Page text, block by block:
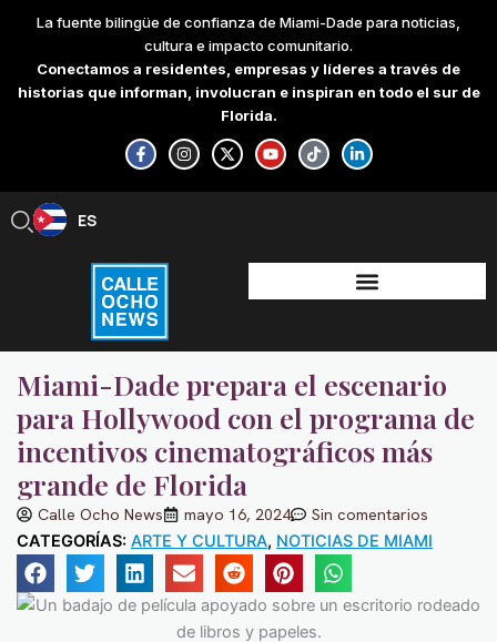
content
La fuente bilingüe de confianza de Miami-Dade para noticias,
cultura e impacto comunitario.
Conectamos a residentes, empresas y líderes a través de
historias que informan, involucran e inspiran en todo el sur de
Florida.
F
a
c
e
-
f
I
n
s
t
X
-
t
w
Y
o
u
t
T
i
k
t
L
i
n
k
-
i
n
ES
EN
Miami-Dade prepara el escenario
para Hollywood con el programa de
incentivos cinematográficos más
grande de Florida
Calle Ocho News mayo 16, 2024 Sin comentarios
CATEGORÍAS: ARTE Y CULTURA, NOTICIAS DE MIAMI